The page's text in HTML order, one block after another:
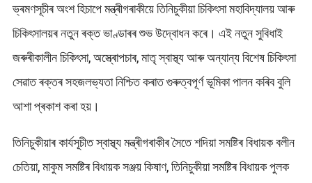
ভ্ৰমণসূচীৰ অংশ হিচাপে মন্ত্ৰীগৰাকীয়ে তিনিচুকীয়া চিকিৎসা মহাবিদ্যালয় আৰু
চিকিৎসালয়ৰ নতুন ৰক্ত ভাণ্ডাৰৰ শুভ উদ্বোধন কৰে। এই নতুন সুবিধাই
জৰুৰীকালীন চিকিৎসা, অস্ত্ৰোপচাৰ, মাতৃ স্বাস্থ্য আৰু অন্যান্য বিশেষ চিকিৎসা
সেৱাত ৰক্তৰ সহজলভ্যতা নিশ্চিত কৰাত গুৰুত্বপূৰ্ণ ভূমিকা পালন কৰিব বুলি
আশা প্ৰকাশ কৰা হয়।
তিনিচুকীয়াৰ কাৰ্যসূচীত স্বাস্থ্য মন্ত্ৰীগৰাকীৰ সৈতে শদিয়া সমষ্টিৰ বিধায়ক বলীন
চেতিয়া, মাকুম সমষ্টিৰ বিধায়ক সঞ্জয় কিষাণ, তিনিচুকীয়া সমষ্টিৰ বিধায়ক পুলক